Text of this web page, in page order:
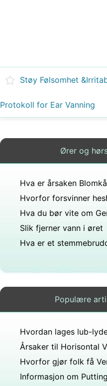
Støy Følsomhet
Protokoll for Ear Vanning
Ører og
Hva er årsaken
Hvorfor forsvinner
Hva du bør vite om
Slik fjerner vann i øret
Hva er et
Populære
Hvordan lages lub-
Årsaker til Horisontal
Hvorfor gjør folk få